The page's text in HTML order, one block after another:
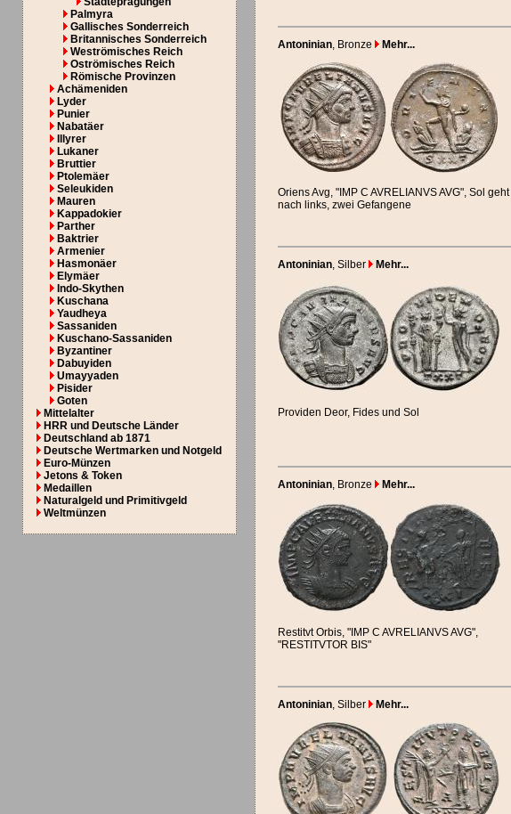
Palmyra
Gallisches Sonderreich
Britannisches Sonderreich
Weströmisches Reich
Oströmisches Reich
Römische Provinzen
Achämeniden
Lyder
Punier
Nabatäer
Illyrer
Lukaner
Bruttier
Ptolemäer
Seleukiden
Mauren
Kappadokier
Parther
Baktrier
Armenier
Hasmonäer
Elymäer
Indo-Skythen
Kuschana
Yaudheya
Sassaniden
Kuschano-Sassaniden
Byzantiner
Dabuyiden
Umayyaden
Pisider
Goten
Mittelalter
HRR und Deutsche Länder
Deutschland ab 1871
Deutsche Wertmarken und Notgeld
Euro-Münzen
Jetons & Token
Medaillen
Naturalgeld und Primitivgeld
Weltmünzen
Antoninian, Bronze Mehr...
Oriens Avg, "IMP C AVRELIANVS AVG", Sol geht
nach links, zwei Gefangene
Antoninian, Silber Mehr...
Providen Deor, Fides und Sol
Antoninian, Bronze Mehr...
Restitvt Orbis, "IMP C AVRELIANVS AVG",
"RESTITVTOR BIS"
Antoninian, Silber Mehr...